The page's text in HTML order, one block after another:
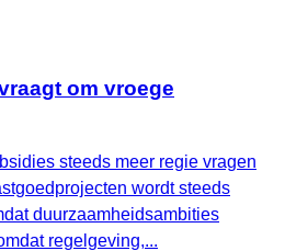
om vroege
steeds meer regie vragen
wordt steeds
duurzaamheidsambities
regelgeving,...